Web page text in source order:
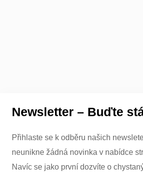
Newsletter – Buďte
Přihlaste se k odběru našich
neunikne žádná novinka v nabídce
Navíc se jako první dozvíte o